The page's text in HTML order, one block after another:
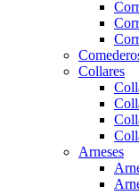
Collares
Arneses